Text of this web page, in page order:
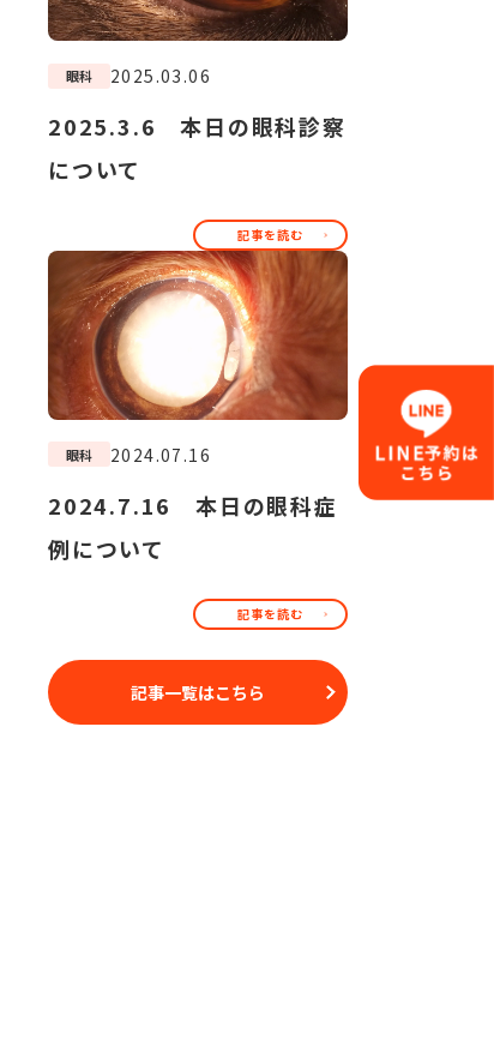
眼科 2025.03.06
2025.3.6 本日の眼科診察
について
記事を読む
眼科 2024.07.16
2024.7.16 本日の眼科症
例について
記事を読む
記事一覧はこちら